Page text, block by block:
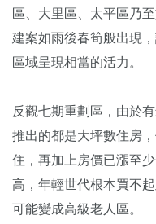
區、大里區、太平區乃
建案如雨後春筍般出現
區域呈現相當的活力。
反觀七期重劃區，由於
推出的都是大坪數住房
住，再加上房價已漲至
高，年輕世代根本買不
可能變成高級老人區。